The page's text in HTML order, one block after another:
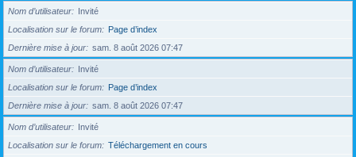
Nom d’utilisateur
Invité
Localisation sur le forum
Page d’index
Dernière mise à jour
sam. 8 août 2026 07:47
Nom d’utilisateur
Invité
Localisation sur le forum
Page d’index
Dernière mise à jour
sam. 8 août 2026 07:47
Nom d’utilisateur
Invité
Localisation sur le forum
Téléchargement en cours